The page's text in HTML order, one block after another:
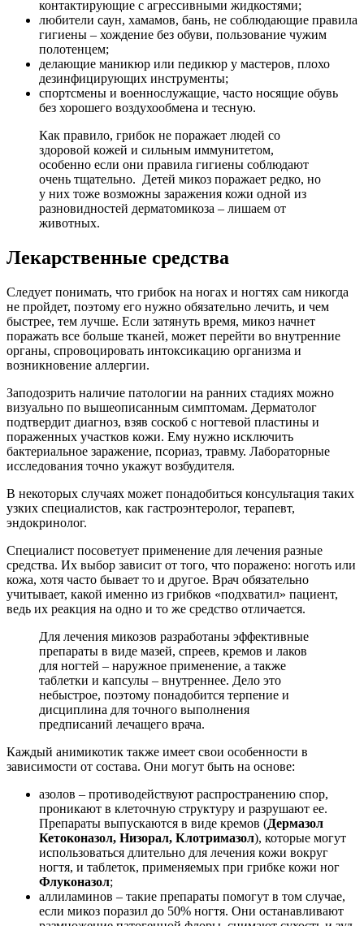
контактирующие с агрессивными жидкостями;
любители саун, хамамов, бань, не соблюдающие правила
гигиены – хождение без обуви, пользование чужим
полотенцем;
делающие маникюр или педикюр у мастеров, плохо
дезинфицирующих инструменты;
спортсмены и военнослужащие, часто носящие обувь
без хорошего воздухообмена и тесную.
Как правило, грибок не поражает людей со
здоровой кожей и сильным иммунитетом,
особенно если они правила гигиены соблюдают
очень тщательно. Детей микоз поражает редко, но
у них тоже возможны заражения кожи одной из
разновидностей дерматомикоза – лишаем от
животных.
Лекарственные средства
Следует понимать, что грибок на ногах и ногтях сам никогда
не пройдет, поэтому его нужно обязательно лечить, и чем
быстрее, тем лучше. Если затянуть время, микоз начнет
поражать все больше тканей, может перейти во внутренние
органы, спровоцировать интоксикацию организма и
возникновение аллергии.
Заподозрить наличие патологии на ранних стадиях можно
визуально по вышеописанным симптомам. Дерматолог
подтвердит диагноз, взяв соскоб с ногтевой пластины и
пораженных участков кожи. Ему нужно исключить
бактериальное заражение, псориаз, травму. Лабораторные
исследования точно укажут возбудителя.
В некоторых случаях может понадобиться консультация таких
узких специалистов, как гастроэнтеролог, терапевт,
эндокринолог.
Специалист посоветует применение для лечения разные
средства. Их выбор зависит от того, что поражено: ноготь или
кожа, хотя часто бывает то и другое. Врач обязательно
учитывает, какой именно из грибков «подхватил» пациент,
ведь их реакция на одно и то же средство отличается.
Для лечения микозов разработаны эффективные
препараты в виде мазей, спреев, кремов и лаков
для ногтей – наружное применение, а также
таблетки и капсулы – внутреннее. Дело это
небыстрое, поэтому понадобится терпение и
дисциплина для точного выполнения
предписаний лечащего врача.
Каждый анимикотик также имеет свои особенности в
зависимости от состава. Они могут быть на основе:
азолов – противодействуют распространению спор,
проникают в клеточную структуру и разрушают ее.
Препараты выпускаются в виде кремов (Дермазол
Кетоконазол, Низорал, Клотримазол), которые могут
использоваться длительно для лечения кожи вокруг
ногтя, и таблеток, применяемых при грибке кожи ног
Флуконазол;
аллиламинов – такие препараты помогут в том случае,
если микоз поразил до 50% ногтя. Они останавливают